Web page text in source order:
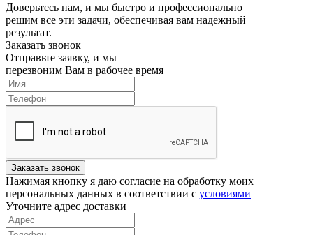
Доверьтесь нам, и мы быстро и профессионально
решим все эти задачи, обеспечивая вам надежный
результат.
Заказать звонок
Отправьте заявку, и мы
перезвоним Вам в рабочее время
Заказать звонок
Нажимая кнопку я даю согласие на обработку моих
персональных данных в соответствии с условиями
Уточните адрес доставки